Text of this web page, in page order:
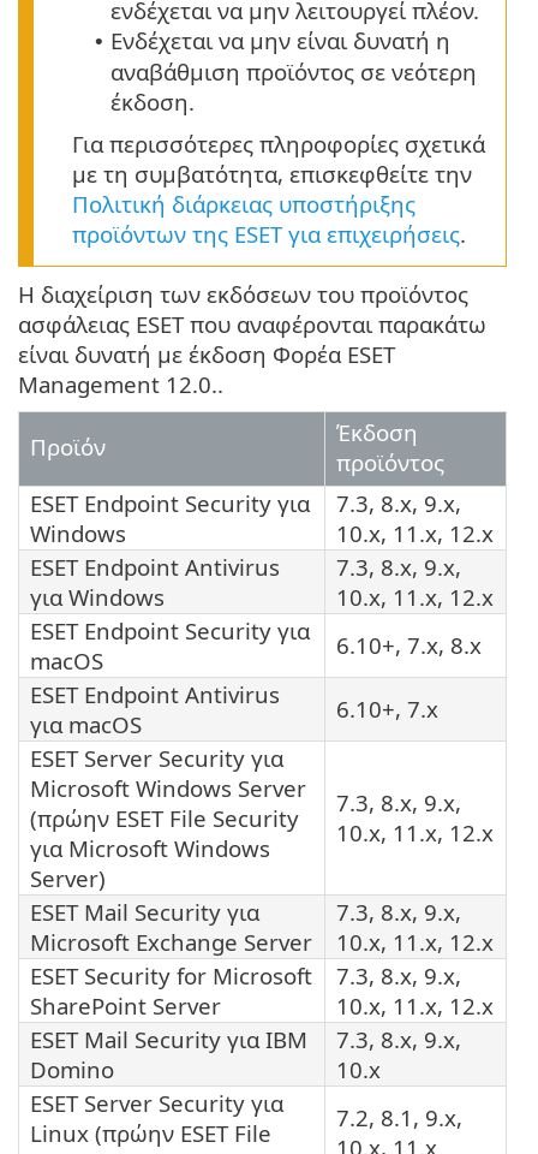
ενδέχεται να μην λειτουργεί πλέον.
• Ενδέχεται να μην είναι δυνατή η
αναβάθμιση προϊόντος σε νεότερη
έκδοση.
Για περισσότερες πληροφορίες σχετικά
με τη συμβατότητα, επισκεφθείτε την
Πολιτική διάρκειας υποστήριξης
προϊόντων της ESET για επιχειρήσεις.
Η διαχείριση των εκδόσεων του προϊόντος
ασφάλειας ESET που αναφέρονται παρακάτω
είναι δυνατή με έκδοση Φορέα ESET
Management 12.0..
Προϊόν
Έκδοση
προϊόντος
ESET Endpoint Security για
Windows
7.3, 8.x, 9.x,
10.x, 11.x, 12.x
ESET Endpoint Antivirus
για Windows
7.3, 8.x, 9.x,
10.x, 11.x, 12.x
ESET Endpoint Security για
macOS
6.10+, 7.x, 8.x
ESET Endpoint Antivirus
για macOS
6.10+, 7.x
ESET Server Security για
Microsoft Windows Server
(πρώην ESET File Security
για Microsoft Windows
Server)
7.3, 8.x, 9.x,
10.x, 11.x, 12.x
ESET Mail Security για
Microsoft Exchange Server
7.3, 8.x, 9.x,
10.x, 11.x, 12.x
ESET Security for Microsoft
SharePoint Server
7.3, 8.x, 9.x,
10.x, 11.x, 12.x
ESET Mail Security για IBM
Domino
7.3, 8.x, 9.x,
10.x
ESET Server Security για
Linux (πρώην ESET File
7.2, 8.1, 9.x,
10.x, 11.x